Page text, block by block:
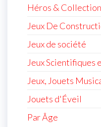
Héros &
Jeux De
Jeux de société
Jeux Scientifiques
Jeux, Jouets
Jouets d'Éveil
Par Âge